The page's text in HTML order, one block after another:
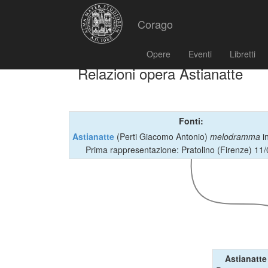
Corago
Opere Eventi Libretti
Relazioni opera Astianatte
Fonti:
Astianatte (Perti Giacomo Antonio) melodramma
Prima rappresentazione: Pratolino (Firenze)
Astianatte